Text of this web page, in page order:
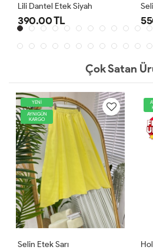
Lili Dantel Etek Siyah
390.00 TL
Çok Satan
YENİ
AYNIGÜN
KARGO
Selin Etek Sarı